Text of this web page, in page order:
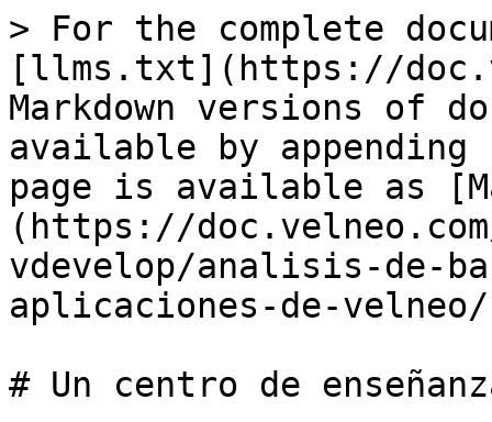
> For the complete
[llms.txt](https://
Markdown versions of
available by
page is available as
(https://
vdevelop/analisis-de-
aplicaciones-de-velneo/
# Un centro de